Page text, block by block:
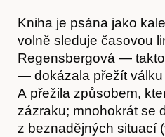
Kniha je psána jako
volně sleduje časovou
Regensbergová —
— dokázala přežít válku
A přežila způsobem,
zázraku; mnohokrát se
z beznadějných situací